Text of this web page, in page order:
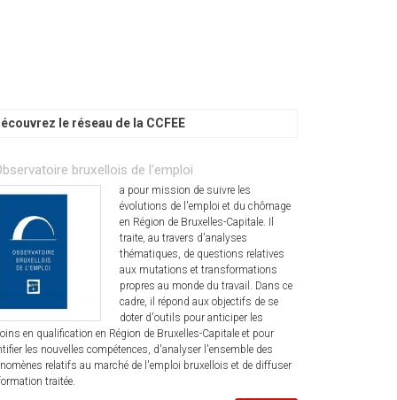
le réseau de la CCFEE
bruxellois de l'emploi
a pour mission de suivre les
évolutions de l'emploi et du chômage
en Région de Bruxelles-Capitale. Il
traite, au travers d'analyses
thématiques, de questions relatives
aux mutations et transformations
propres au monde du travail. Dans ce
cadre, il répond aux objectifs de se
doter d'outils pour anticiper les
en qualification en Région de Bruxelles-Capitale et pour
les nouvelles compétences, d'analyser l'ensemble des
relatifs au marché de l'emploi bruxellois et de diffuser
traitée.